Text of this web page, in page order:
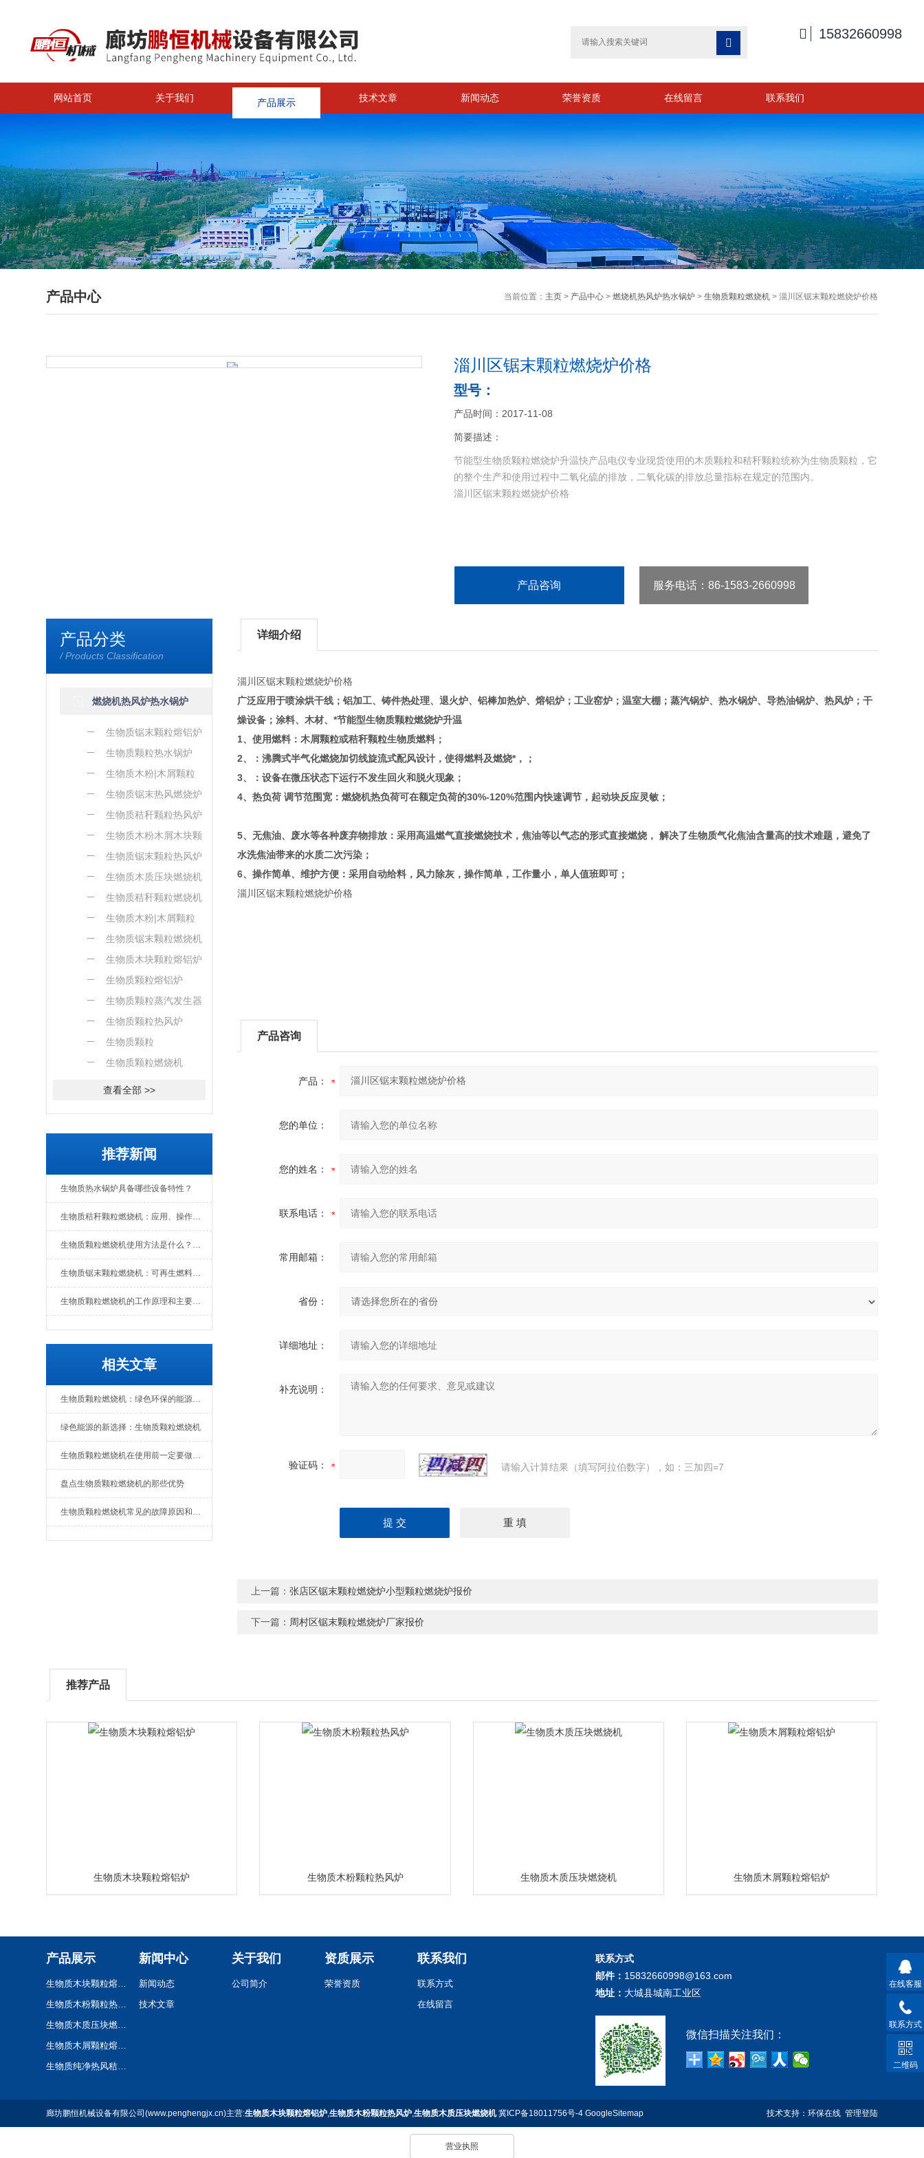

 15832660998
网站首页 关于我们 产品展示 技术文章 新闻动态 荣誉资质 在线留言 联系我们
产品中心 当前位置： 主页> 产品中心> 燃烧机热风炉热水锅炉> 生物质颗粒燃烧机> 淄川区锯末颗粒燃烧炉价格
< >
淄川区锯末颗粒燃烧炉价格
型号：
产品时间：2017-11-08
简要描述：
节能型生物质颗粒燃烧炉升温快产品电仪专业现货使用的木质颗粒和秸秆颗粒统称为生物质颗粒，它
的整个生产和使用过程中二氧化硫的排放，二氧化碳的排放总量指标在规定的范围内。
淄川区锯末颗粒燃烧炉价格
产品咨询 服务电话：86-1583-2660998
产品分类
/ Products Classification
燃烧机热风炉热水锅炉
生物质锯末颗粒熔铝炉
生物质颗粒热水锅炉
生物质木粉|木屑颗粒
熔铝炉
生物质锯末热风燃烧炉
生物质秸秆颗粒热风炉
生物质木粉木屑木块颗
粒热风炉
生物质锯末颗粒热风炉
生物质木质压块燃烧机
生物质秸秆颗粒燃烧机
生物质木粉|木屑颗粒
燃烧机
生物质锯末颗粒燃烧机
生物质木块颗粒熔铝炉
生物质颗粒熔铝炉
生物质颗粒蒸汽发生器
生物质颗粒热风炉
生物质颗粒
生物质颗粒燃烧机
查看全部 >>
推荐新闻
生物质热水锅炉具备哪些设备特性？
生物质秸秆颗粒燃烧机：应用、操作与日常维护全解析
生物质颗粒燃烧机使用方法是什么？维护要点有哪些
生物质锯末颗粒燃烧机：可再生燃料的热能转换设备
生物质颗粒燃烧机的工作原理和主要组成部分
相关文章
生物质颗粒燃烧机：绿色环保的能源转化设备
绿色能源的新选择：生物质颗粒燃烧机
生物质颗粒燃烧机在使用前一定要做好准备工作
盘点生物质颗粒燃烧机的那些优势
生物质颗粒燃烧机常见的故障原因和解决办法
详细介绍
淄川区锯末颗粒燃烧炉价格
广泛应用于喷涂烘干线；铝加工、铸件热处理、退火炉、铝棒加热炉、熔铝炉；工业窑炉；温室大棚；蒸汽锅炉、热水锅炉、导热油锅炉、热风炉；干
燥设备；涂料、木材、*节能型生物质颗粒燃烧炉升温
1、使用燃料：木屑颗粒或秸秆颗粒生物质燃料；
2、：沸腾式半气化燃烧加切线旋流式配风设计，使得燃料及燃烧*，；
3、：设备在微压状态下运行不发生回火和脱火现象；
4、热负荷 调节范围宽：燃烧机热负荷可在额定负荷的30%-120%范围内快速调节，起动块反应灵敏；
5、无焦油、废水等各种废弃物排放：采用高温燃气直接燃烧技术，焦油等以气态的形式直接燃烧， 解决了生物质气化焦油含量高的技术难题，避免了
水洗焦油带来的水质二次污染；
6、操作简单、维护方便：采用自动给料，风力除灰，操作简单，工作量小，单人值班即可；
淄川区锯末颗粒燃烧炉价格
产品咨询
产品：
您的单位：
您的姓名：
联系电话：
常用邮箱：
省份：
详细地址：
补充说明：
验证码： 请输入计算结果（填写阿拉伯数字），如：三加四=7
上一篇：张店区锯末颗粒燃烧炉小型颗粒燃烧炉报价
下一篇： 周村区锯末颗粒燃烧炉厂家报价
推荐产品
生物质木块颗粒熔铝炉 生物质木粉颗粒热风炉 生物质木质压块燃烧机 生物质木屑颗粒熔铝炉
产品展示
生物质木块颗粒熔铝炉
生物质木粉颗粒热风炉
生物质木质压块燃烧机
生物质木屑颗粒熔铝炉
生物质纯净热风秸秆颗粒热风炉
新闻中心
新闻动态
技术文章
关于我们
公司简介
资质展示
荣誉资质
联系我们
联系方式
在线留言
联系方式
邮件： 15832660998@163.com
地址： 大城县城南工业区
微信扫描关注我们：
技术支持： 环保在线 管理登陆
廊坊鹏恒机械设备有限公司(www.penghengjx.cn)主营:生物质木块颗粒熔铝炉,生物质木粉颗粒热风炉,生物质木质压块燃烧机 冀ICP备18011756号-4 GoogleSitemap
在线客服
联系方式
二维码
营业执照